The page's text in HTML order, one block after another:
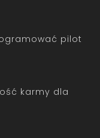
pilot
karmy dla